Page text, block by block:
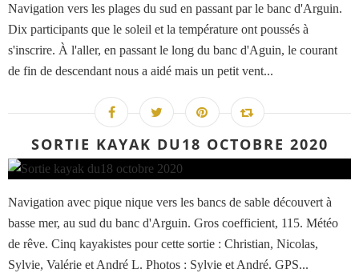
Navigation vers les plages du sud en passant par le banc d'Arguin.
Dix participants que le soleil et la température ont poussés à
s'inscrire. À l'aller, en passant le long du banc d'Aguin, le courant
de fin de descendant nous a aidé mais un petit vent...
SORTIE KAYAK DU18 OCTOBRE 2020
Navigation avec pique nique vers les bancs de sable découvert à
basse mer, au sud du banc d'Arguin. Gros coefficient, 115. Météo
de rêve. Cinq kayakistes pour cette sortie : Christian, Nicolas,
Sylvie, Valérie et André L. Photos : Sylvie et André. GPS...